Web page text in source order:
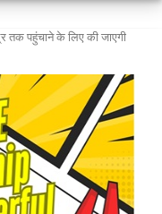
तक पहुंचाने के लिए की जाएगी